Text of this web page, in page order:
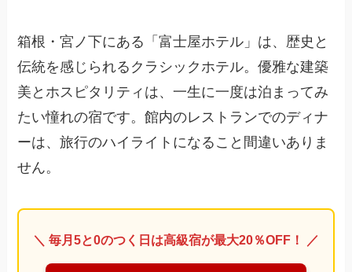
箱根・宮ノ下にある「富士屋ホテル」は、歴史と
伝統を感じられるクラシックホテル。優雅な建築
美とホスピタリティは、一生に一度は泊まってみ
たい憧れの宿です。館内のレストランでのディナ
ーは、旅行のハイライトになること間違いありま
せん。
＼ 毎月5と0のつく日は高級宿が最大20％OFF！ ／